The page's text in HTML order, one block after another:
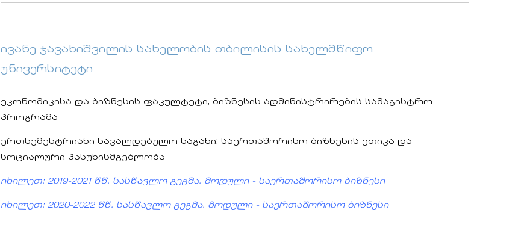
ივანე ჯავახიშვილის სახელობის თბილისის სახელმწიფო
უნივერსიტეტი
ეკონომიკისა და ბიზნესის ფაკულტეტი, ბიზნესის ადმინისტრირების სამაგისტრო
პროგრამა
ერთსემესტრიანი სავალდებულო საგანი: საერთაშორისო ბიზნესის ეთიკა და
სოციალური პასუხისმგებლობა
იხილეთ: 2019-2021 წწ. სასწავლო გეგმა. მოდული - საერთაშორისო ბიზნესი
იხილეთ: 2020-2022 წწ. სასწავლო გეგმა. მოდული - საერთაშორისო ბიზნესი